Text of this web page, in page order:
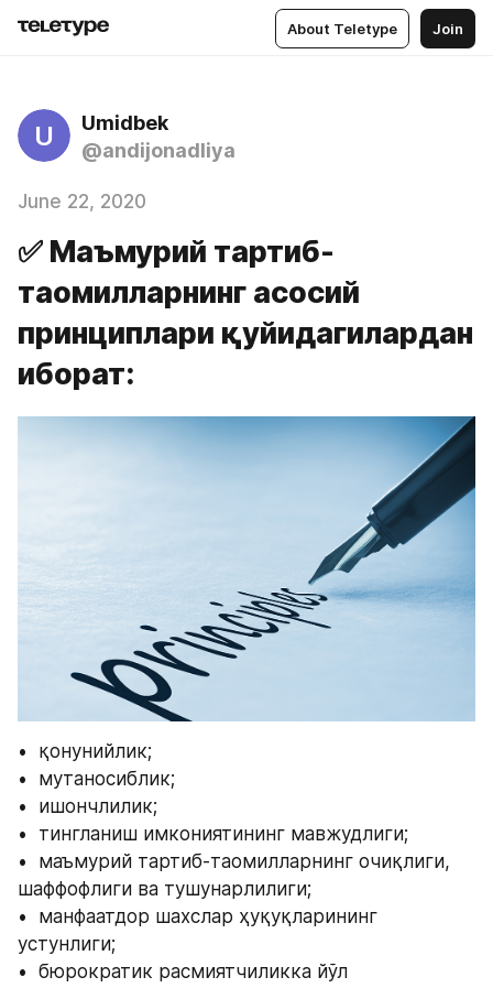
About Teletype Join
U
Umidbek
@andijonadliya
June 22, 2020
✅ Маъмурий тартиб-
таомилларнинг асосий
принциплари қуйидагилардан
иборат:
•  қонунийлик;
•  мутаносиблик;
•  ишончлилик;
•  тингланиш имкониятининг мавжудлиги;
•  маъмурий тартиб-таомилларнинг очиқлиги,
шаффофлиги ва тушунарлилиги;
•  манфаатдор шахслар ҳуқуқларининг
устунлиги;
•  бюрократик расмиятчиликка йўл